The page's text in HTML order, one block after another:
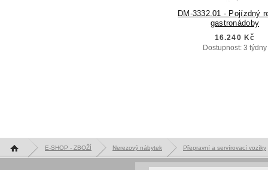
DM-3332.01 - Pojízdný
gastronádoby
16.240 Kč
Dostupnost: 3 týdny
Hlavní stránka E-SHOP - ZBOŽÍ Nerezový nábytek Přepravní a servírovací vozíky